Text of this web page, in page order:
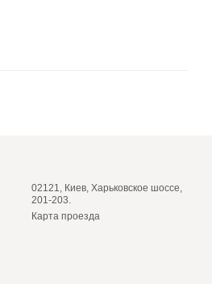
02121, Киев, Харьковское шоссе,
201-203.
Карта проезда